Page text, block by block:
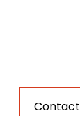
Contact